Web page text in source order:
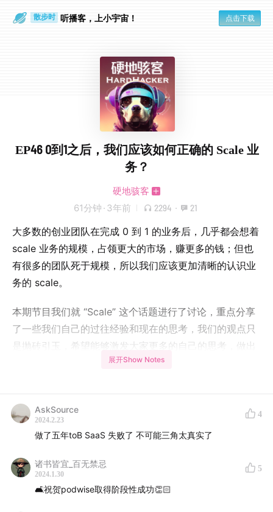
散步时 听播客，上小宇宙！ 点击下载
EP46 0到1之后，我们应该如何正确的 Scale 业
务？
硬地骇客
61分钟 · 3年前 2294 · 21
大多数的创业团队在完成 0 到 1 的业务后，几乎都会想着
scale 业务的规模，占领更大的市场，赚更多的钱；但也
有很多的团队死于规模，所以我们应该更加清晰的认识业
务的 scale。
本期节目我们就 “Scale” 这个话题进行了讨论，重点分享
了一些我们自己的过往经验和现在的思考，我们的观点只
是抛砖引玉，希望能够激发大家更多的自己的思考，做出
最合适自己的业务 scale 方式。欢迎大家在评论区留下你
更多节目内容信息和时间线参考下文的硬地笔记，谢谢收
听！
本期 Sponsors
Special Sponsor:Podwise👑
展开Show Notes
AskSource
2024.2.23
4
做了五年toB SaaS 失败了 不可能三角太真实了
诸书皆宜_百无禁忌
2024.1.30
5
🛋️祝贺podwise取得阶段性成功👏🏻